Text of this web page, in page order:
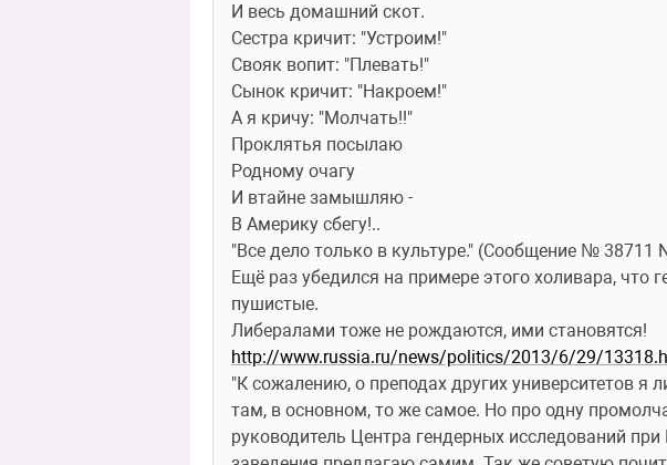
И весь домашний скот.
Сестра кричит: "Устроим!"
Свояк вопит: "Плевать!"
Сынок кричит: "Накроем!"
А я кричу: "Молчать!!"
Проклятья посылаю
Родному очагу
И втайне замышляю -
В Америку сбегу!..
"Все дело только в культуре." (Сообщение № 38711
Ещё раз убедился на примере этого холивара,
пушистые.
Либералами тоже не рождаются, ими становятся!
http://www.russia.ru/news/politics/2013/6/29/
"К сожалению, о преподах других университетов
там, в основном, то же самое. Но про одну
руководитель Центра гендерных исследований